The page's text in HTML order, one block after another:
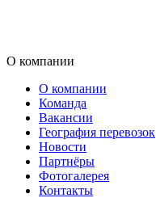
О компании
О компании
Команда
Вакансии
География перевозок
Новости
Партнёры
Фотогалерея
Контакты